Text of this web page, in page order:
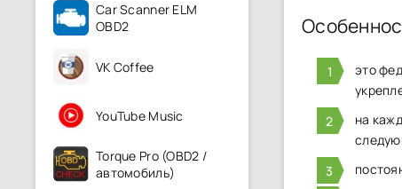
это
на
Car Scanner ELM
OBD2
VK Coffee
YouTube Music
Torque Pro (OBD2 /
автомобиль)